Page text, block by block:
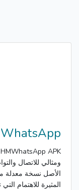
ومثالي للاتصال
المثيرة للاهتمام